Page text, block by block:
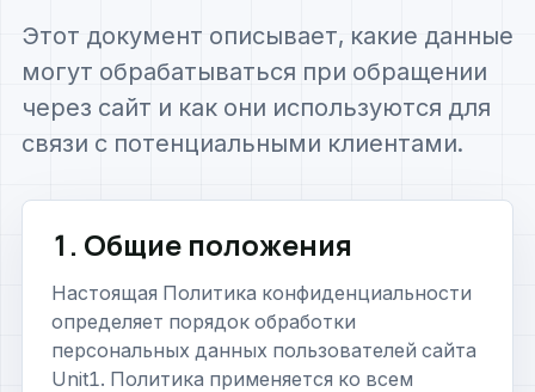
Этот документ описывает, какие данные
могут обрабатываться при обращении
через сайт и как они используются для
связи с потенциальными клиентами.
1. Общие положения
Настоящая Политика конфиденциальности
определяет порядок обработки
персональных данных пользователей сайта
Unit1. Политика применяется ко всем